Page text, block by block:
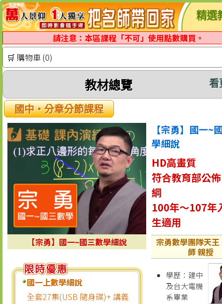
精選
請注意：本區課程「不可」使用點數購買。
🛒 購物車 (0)
教材總覽
國中‧分章分節課程
【宗勇】國一~國三數學細說
國一上數學細說
全套27集(USB 隨身碟)+ 講義
【宗勇】國一~
學細說
HD高畫質
符合教育部公
綱
100年～107年
生適用
宗勇數學團隊天王
師 親授
學歷：建中
及台大電機
系畢業